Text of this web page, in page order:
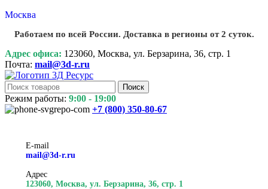
Москва
Работаем по всей России. Доставка в регионы от 2 суток.
Адрес офиса: 123060, Москва, ул. Берзарина, 36, стр. 1
Почта: mail@3d-r.ru
Поиск
Режим работы: 9:00 - 19:00
+7 (800) 350-80-67
E-mail
mail@3d-r.ru
Адрес
123060, Москва, ул. Берзарина, 36, стр. 1